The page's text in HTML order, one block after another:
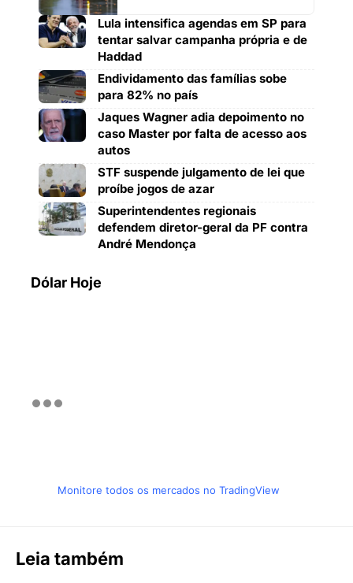
Lula intensifica agendas em SP para
tentar salvar campanha própria e de
Haddad
Endividamento das famílias sobe
para 82% no país
Jaques Wagner adia depoimento no
caso Master por falta de acesso aos
autos
STF suspende julgamento de lei que
proíbe jogos de azar
Superintendentes regionais
defendem diretor-geral da PF contra
André Mendonça
Dólar Hoje
Monitore todos os mercados no TradingView
Leia também